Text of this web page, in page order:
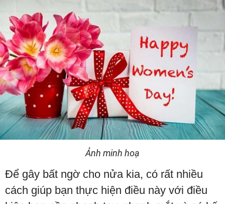
Ảnh minh hoạ
Để gây bất ngờ cho nửa kia, có rất nhiều
cách giúp bạn thực hiện điều này với điều